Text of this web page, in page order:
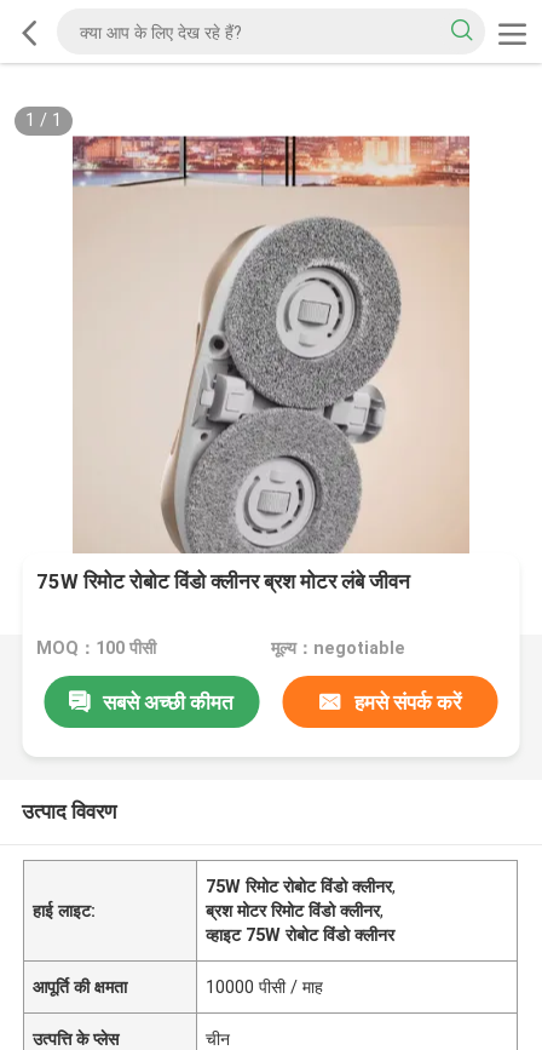
1 / 1
75W रिमोट रोबोट विंडो क्लीनर ब्रश मोटर लंबे जीवन
MOQ：100 पीसी मूल्य：negotiable
सबसे अच्छी कीमत हमसे संपर्क करें
उत्पाद विवरण
हाई लाइट:
75W रिमोट रोबोट विंडो क्लीनर,
ब्रश मोटर रिमोट विंडो क्लीनर,
व्हाइट 75W रोबोट विंडो क्लीनर
आपूर्ति की क्षमता 10000 पीसी / माह
उत्पत्ति के प्लेस चीन